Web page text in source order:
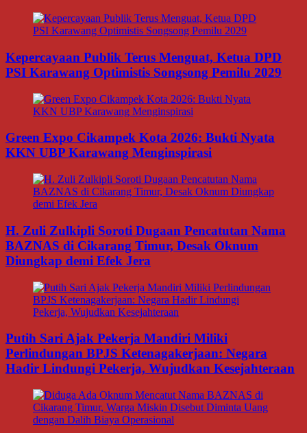
Kepercayaan Publik Terus Menguat, Ketua DPD
PSI Karawang Optimistis Songsong Pemilu 2029
Green Expo Cikampek Kota 2026: Bukti Nyata
KKN UBP Karawang Menginspirasi
H. Zuli Zulkipli Soroti Dugaan Pencatutan Nama
BAZNAS di Cikarang Timur, Desak Oknum
Diungkap demi Efek Jera
Putih Sari Ajak Pekerja Mandiri Miliki
Perlindungan BPJS Ketenagakerjaan: Negara
Hadir Lindungi Pekerja, Wujudkan Kesejahteraan